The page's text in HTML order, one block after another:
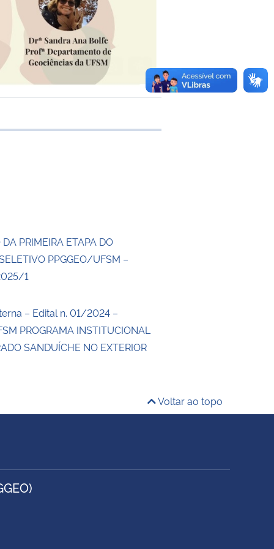
transferência
DA PRIMEIRA ETAPA DO
PPGGEO/UFSM –
1
– Edital n. 01/2024 –
PROGRAMA INSTITUCIONAL
SANDUÍCHE NO EXTERIOR
Voltar ao topo